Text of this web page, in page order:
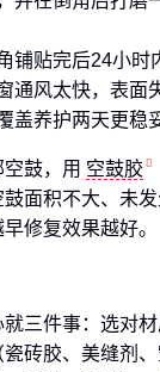
铺贴完后24小时
通风太快，表面
盖养护两天更稳
鼓，用 空鼓胶
面积不大、未
修复效果越好。
三件事：选对
砖胶、美缝剂